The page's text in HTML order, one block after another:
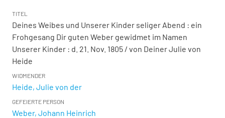
TITEL
Deines Weibes und Unserer Kinder seliger Abend : ein
Frohgesang Dir guten Weber gewidmet im Namen
Unserer Kinder : d. 21. Nov. 1805 / von Deiner Julie von
Heide
WIDMENDER
Heide, Julie von der
GEFEIERTE PERSON
Weber, Johann Heinrich